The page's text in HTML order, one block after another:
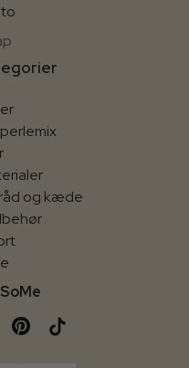
og kæde